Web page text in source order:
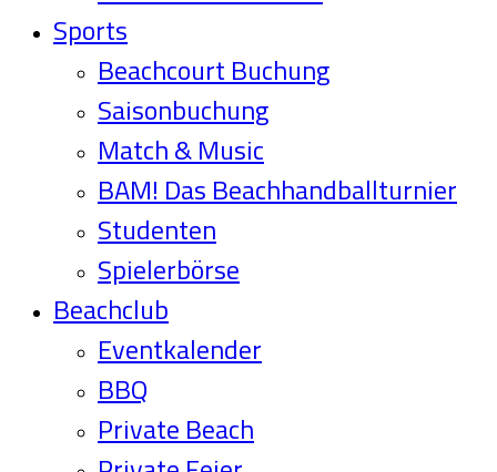
Sports
Beachcourt Buchung
Saisonbuchung
Match & Music
BAM! Das Beachhandballturnier
Studenten
Spielerbörse
Beachclub
Eventkalender
BBQ
Private Beach